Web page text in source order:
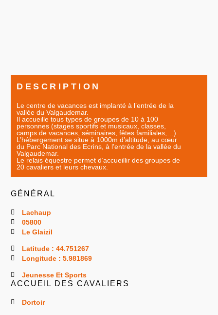
DESCRIPTION
Le centre de vacances est implanté à l’entrée de la
vallée du Valgaudemar.
Il accueille tous types de groupes de 10 à 100
personnes (stages sportifs et musicaux, classes,
camps de vacances, séminaires, fêtes familiales,…)
L’hébergement se situe à 1000m d’altitude, au cœur
du Parc National des Ecrins, à l’entrée de la vallée du
Valgaudemar.
Le relais équestre permet d’accueillir des groupes de
20 cavaliers et leurs chevaux.
GÉNÉRAL
Lachaup
05800
Le Glaizil
Latitude : 44.751267
Longitude : 5.981869
Jeunesse Et Sports
ACCUEIL DES CAVALIERS
Dortoir